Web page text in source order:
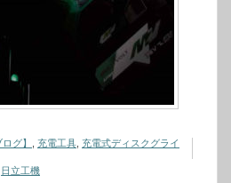
グ】 充電工具 充電式ディスクグライ
日立工機